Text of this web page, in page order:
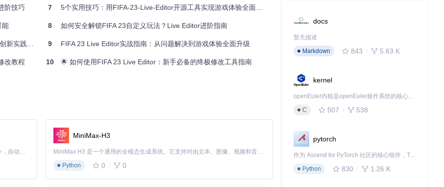
度、力量、技术等关键属性，快速培养出符合自身战术体系的明星球员。结合合同延长
具支持球员外观定制，包括发型、纹身等细节调整，打造独一无二的球员形象。
象。
会频率等参数。通过"更多转会选项"模组，玩家能解锁更丰富的转会谈判策略，实现现
气条件等比赛要素。通过脚本系统还能实现特殊比赛效果，如固定比分、球员状态锁定
剧情，如"世界杯黑马传奇"等主题玩法。
件下的战术效果。
阶技巧
能
践指南
改教程
7 5个实用技巧：用FIFA-23-Live-Editor开源工具实现游戏体验全面升级
8 如何安全解锁FIFA 23自定义玩法？Live Editor进阶指南
9 FIFA 23 Live Editor实战指南：从问题解决到游戏体验全面升级
10 🌟 如何使用FIFA 23 Live Editor：新手必备的终极修改工具指南
Claude Code 的开源替代方案。连接任意大模型，编辑代码，运行命令，自动验证 — 全自动执行。用 Rust 构建，极致性能。 ｜ An open-source alternative to Claude Code. Connect any LLM, edit code, run commands, and verify changes — autonomously. Built in Rust for speed. Get Started
MiniMax-H3
MiniMax H3 是一个通用的全模态生成系统。它支持对由文本、图像、视频和音频组成的多模态上下文进行统一理解，并能生成分辨率高达 2K、时长可达 15 秒的带原生立体声音频的视频。得益于面向任务泛化的系统设计，H3 在预训练阶段就已具备广泛的多模态上下文理解与生成能力，能够出色地执行复杂的多模态指令。
Python
0 0
docs
暂无描述
Markdown
843 5.63 K
kernel
openEuler内核是openEuler操作系统的核心，既是系统性能与稳定性的基石，也是连接处理器、设备与服务的桥梁。
C
507 538
pytorch
作为 Ascend for PyTorch 社区的核心组件，TorchNPU 是昇腾专为 PyTorch 打造的深度学习适配插件，使 PyTorch 框架能够直接调用昇腾 NPU，为开发者提供昇腾 AI 处理器的超强算力。
Python
830 1.26 K